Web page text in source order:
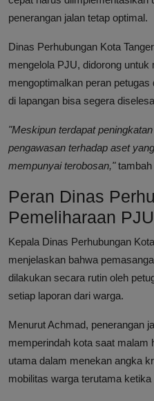
penerangan jalan tetap optimal.
Dinas Perhubungan Kota
mengelola PJU, didorong
mengoptimalkan peran
di lapangan bisa segera
"Meskipun terdapat
pengawasan terhadap aset
mempunyai terobosan,"tambah
Peran Dinas
Pemeliharaan PJU
Kepala Dinas Perhubungan
menjelaskan bahwa
dilakukan secara rutin oleh
setiap laporan dari warga.
Menurut Achmad, penerangan
memperindah kota saat malam
utama dalam menekan angka
mobilitas warga terutama